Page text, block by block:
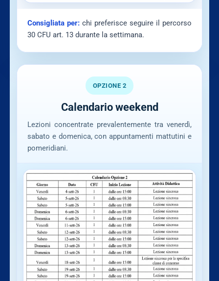
Consigliata per: chi preferisce seguire il percorso
30 CFU art. 13 durante la settimana.
OPZIONE 2
Calendario weekend
Lezioni concentrate prevalentemente tra venerdì,
sabato e domenica, con appuntamenti mattutini e
pomeridiani.